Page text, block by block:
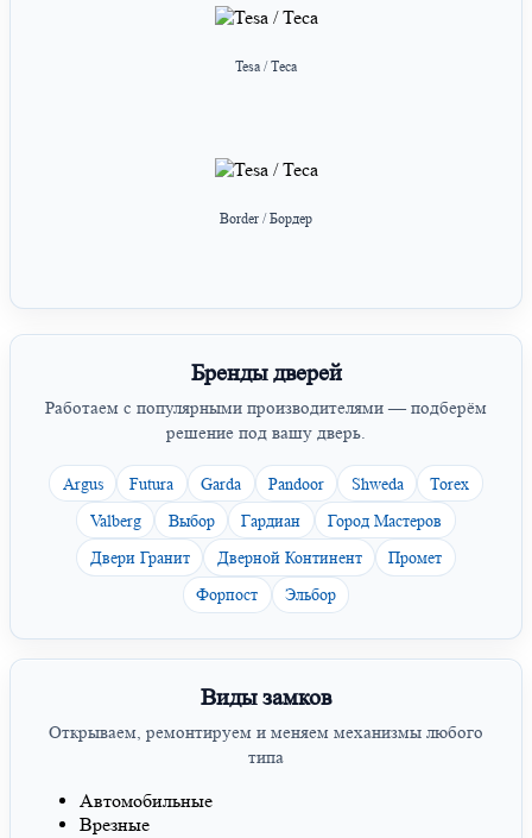
Tesa / Теса
Border / Бордер
Бренды дверей
Работаем с популярными производителями — подберём
решение под вашу дверь.
Argus Futura Garda Pandoor Shweda
Torex
Valberg
Выбор Гардиан
Город Мастеров
Двери Гранит
Дверной Континент
Промет
Форпост
Эльбор
Виды замков
Открываем, ремонтируем и меняем механизмы любого
типа
Автомобильные
Врезные